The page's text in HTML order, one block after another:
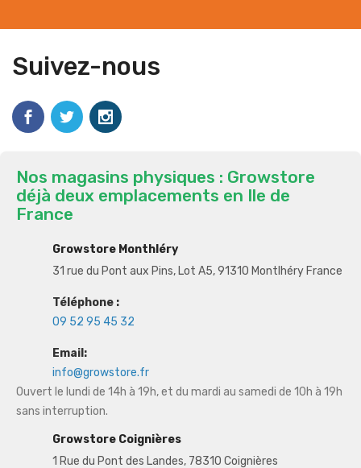
Suivez-nous
Nos magasins physiques : Growstore
déjà deux emplacements en Ile de
France
Growstore Monthléry
31 rue du Pont aux Pins, Lot A5, 91310 Montlhéry France
Téléphone :
09 52 95 45 32
Email:
info@growstore.fr
Ouvert le lundi de 14h à 19h, et du mardi au samedi de 10h à 19h
sans interruption.
Growstore Coignières
1 Rue du Pont des Landes, 78310 Coignières